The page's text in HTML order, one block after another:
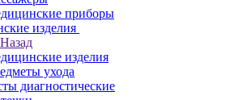
приборы
изделия
Назад
изделия
ухода
диагностические